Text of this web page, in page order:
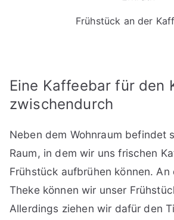
Frühstück an der
Eine Kaffeebar für den
zwischendurch
Neben dem Wohnraum befindet
Raum, in dem wir uns frischen
Frühstück aufbrühen können.
Theke können wir unser
Allerdings ziehen wir dafür den